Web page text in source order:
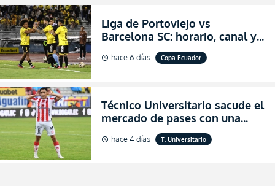
Liga de Portoviejo vs
Barcelona SC: horario, canal y
dónde ver EN VIVO los octavos
de final de la Copa Ecuador
schedule hace 6 días Copa Ecuador
Técnico Universitario sacude el
mercado de pases con una
verdadera revolución para
asegurar la permanencia
schedule hace 4 días T. Universitario